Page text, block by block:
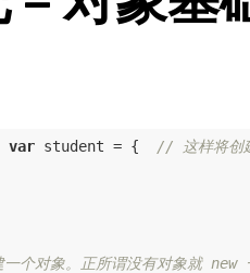
var student = { // 这样将创
个对象。正所谓没有对象就 new